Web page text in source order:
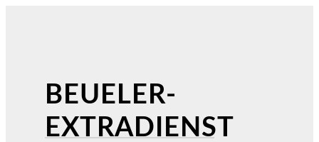
BEUELER-
EXTRADIENST